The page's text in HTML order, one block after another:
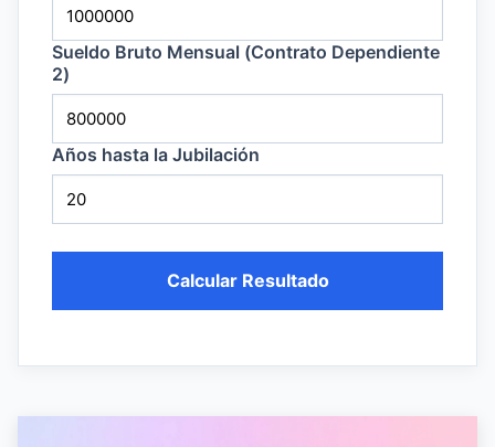
Sueldo Bruto Mensual (Contrato Dependiente
2)
Años hasta la Jubilación
Calcular Resultado